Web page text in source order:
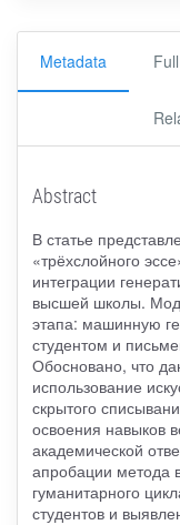
Metadata
Abstract
В статье
«трёхслойного
интеграции
высшей школы.
этапа: машинную
студентом и
Обосновано, что
использование
скрытого
освоения навыков
академической
апробации метода
гуманитарного
студентов и